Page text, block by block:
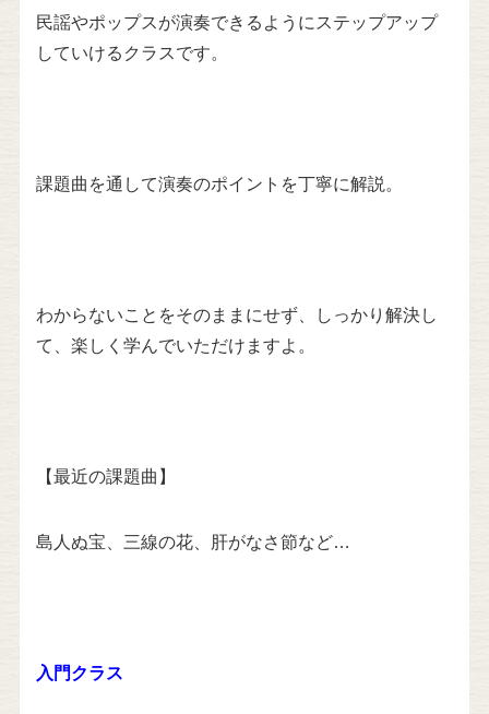
民謡やポップスが演奏できるようにステップアップ
していけるクラスです。
課題曲を通して演奏のポイントを丁寧に解説。
わからないことをそのままにせず、しっかり解決し
て、楽しく学んでいただけますよ。
【最近の課題曲】
島人ぬ宝、三線の花、肝がなさ節など…
入門クラス